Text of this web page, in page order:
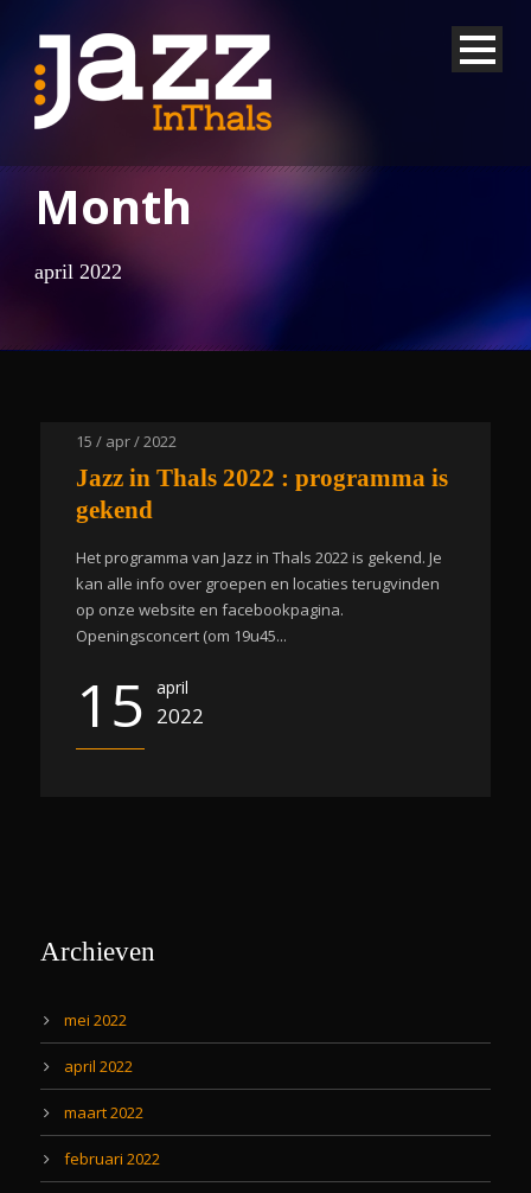
Month
april 2022
15 / apr / 2022
Jazz in Thals 2022 : programma is
gekend
Het programma van Jazz in Thals 2022 is gekend. Je
kan alle info over groepen en locaties terugvinden
op onze website en facebookpagina.
Openingsconcert (om 19u45...
15 april
2022
Archieven
mei 2022
april 2022
maart 2022
februari 2022